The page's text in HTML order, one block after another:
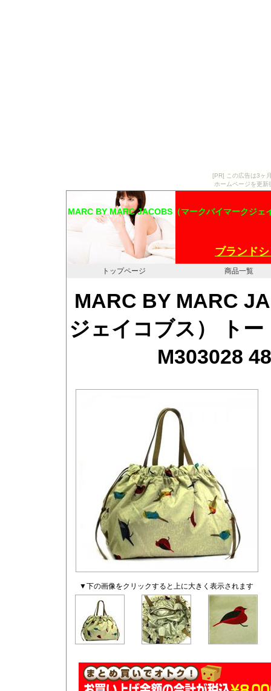
[PR] この広告は3ヶ
ホームページを更
MARC BY MARC JACOBS（マークバイマークジ
ブランド
トップページ 商品一覧
MARC BY MARC
ジェイコブス） ト
M303028
▼下の画像をクリックすると上に大きく表示されます